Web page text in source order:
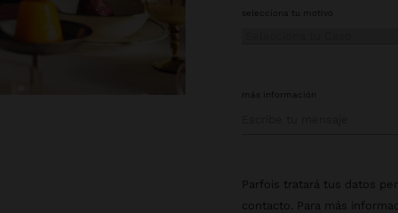
selecciona tu motivo
más información
Parfois tratará tus datos
contacto. Para más